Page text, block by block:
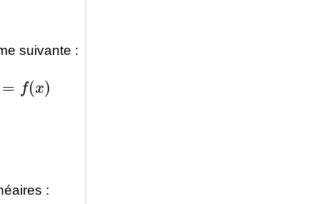
suivante :
x)
: